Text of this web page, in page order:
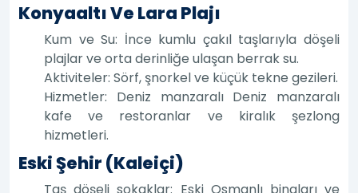
Konyaaltı Ve Lara Plajı
Kum ve Su: İnce kumlu çakıl taşlarıyla döşeli
plajlar ve orta derinliğe ulaşan berrak su.
Aktiviteler: Sörf, şnorkel ve küçük tekne gezileri.
Hizmetler: Deniz manzaralı Deniz manzaralı
kafe ve restoranlar ve kiralık şezlong
hizmetleri.
Eski Şehir (Kaleiçi)
Taş döşeli sokaklar: Eski Osmanlı binaları ve